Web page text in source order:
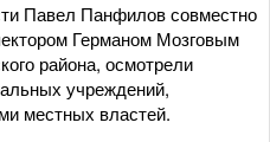
Павел Панфилов совместно
Германом Мозговым
района, осмотрели
учреждений,
местных властей.